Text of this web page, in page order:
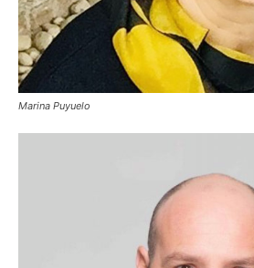
Marina Puyuelo